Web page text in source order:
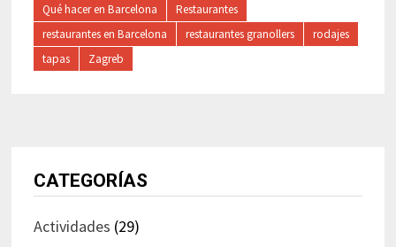
Qué hacer en Barcelona
Restaurantes
restaurantes en Barcelona
restaurantes granollers
rodajes
tapas
Zagreb
CATEGORÍAS
Actividades (29)